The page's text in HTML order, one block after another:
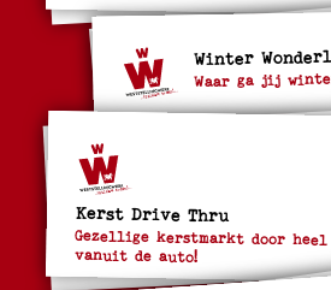
Winter
Waar ga jij
Kerst Drive Thru
Gezellige kerstmarkt door
vanuit de auto!